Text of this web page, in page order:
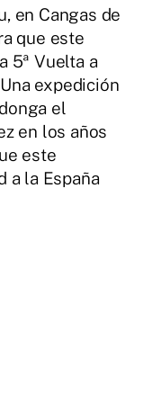
en Cangas de
que este
5ª Vuelta a
expedición
el
en los años
este
a la España